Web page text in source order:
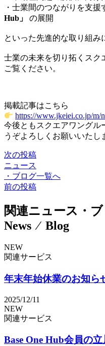
・士業間のつながりを支援
Hub」
の展開
といった先進的な取り組み
士業の未来を切り拓くスク
ご覧ください。
掲載記事はこちら
https://www.jkeiei.co.jp/m/
今後ともスクエアワングル
うぞよろしくお願いいたし
次の投稿
ニュース
・ ブログ一覧へ
前の投稿
関連ニュース・
News ⁄ Blog
NEW
関連サービス
年末年始休業のお知ら
2025/12/11
NEW
関連サービス
Base One Hub会員の